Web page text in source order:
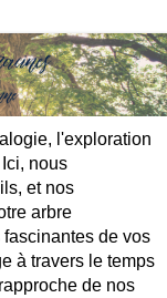
l'exploration
nous
et nos
arbre
de vos
à travers le temps
de nos